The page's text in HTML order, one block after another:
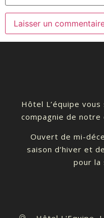
Hôtel L’équipe
compagnie de
Ouvert de mi-
saison d’hiver et
pour la